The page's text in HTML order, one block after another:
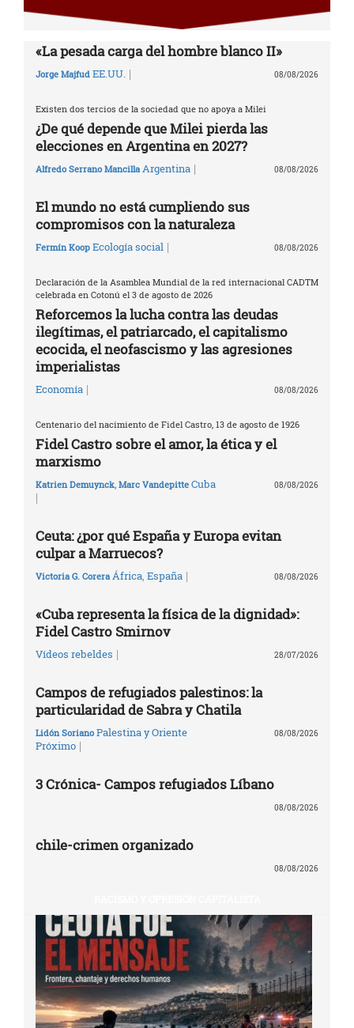
«La pesada carga del hombre blanco II»
Jorge Majfud EE.UU. | 08/08/2026
Existen dos tercios de la sociedad que no apoya a Milei
¿De qué depende que Milei pierda las
elecciones en Argentina en 2027?
Alfredo Serrano Mancilla Argentina | 08/08/2026
El mundo no está cumpliendo sus
compromisos con la naturaleza
Fermín Koop Ecología social | 08/08/2026
Declaración de la Asamblea Mundial de la red internacional CADTM
celebrada en Cotonú el 3 de agosto de 2026
Reforcemos la lucha contra las deudas
ilegítimas, el patriarcado, el capitalismo
ecocida, el neofascismo y las agresiones
imperialistas
Economía | 08/08/2026
Centenario del nacimiento de Fidel Castro, 13 de agosto de 1926
Fidel Castro sobre el amor, la ética y el
marxismo
Katrien Demuynck, Marc Vandepitte Cuba
|
08/08/2026
Ceuta: ¿por qué España y Europa evitan
culpar a Marruecos?
Victoria G. Corera África, España | 08/08/2026
«Cuba representa la física de la dignidad»:
Fidel Castro Smirnov
Vídeos rebeldes | 28/07/2026
Campos de refugiados palestinos: la
particularidad de Sabra y Chatila
Lidón Soriano Palestina y Oriente
Próximo |
08/08/2026
3 Crónica- Campos refugiados Líbano
08/08/2026
chile-crimen organizado
08/08/2026